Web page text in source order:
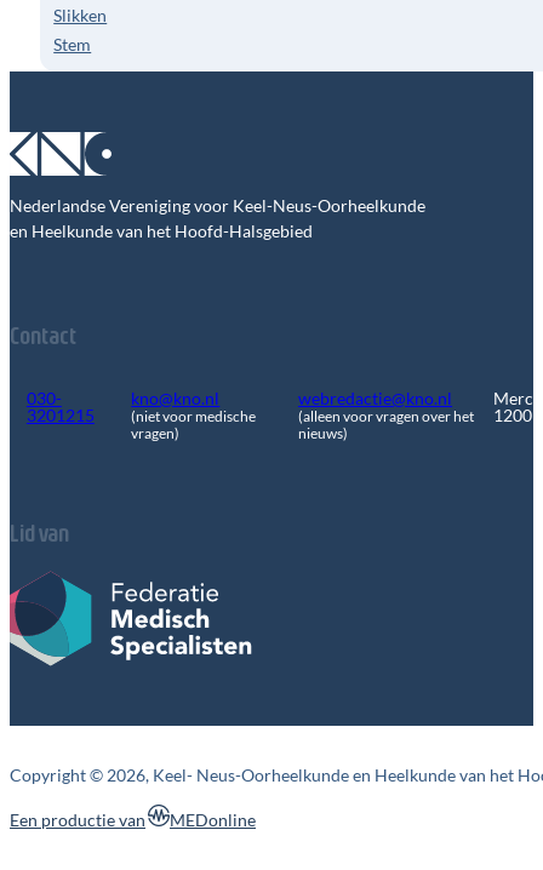
Slikken
Stem
Nederlandse Vereniging voor Keel-Neus-Oorheelkunde
en Heelkunde van het Hoofd-Halsgebied
Contact
030-
3201215
kno@kno.nl
(niet voor medische
vragen)
webredactie@kno.nl
(alleen voor vragen over het
nieuws)
1200
Lid van
Copyright © 2026, Keel- Neus-Oorheelkunde en Heelkunde van het
MEDonline